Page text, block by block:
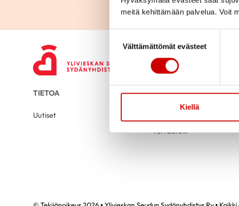
meitä kehittämään palvelua. Voit
Välttämättömät evästeet
Kiellä
TIETOA
Uutiset
TUKEA
Vertaistuki